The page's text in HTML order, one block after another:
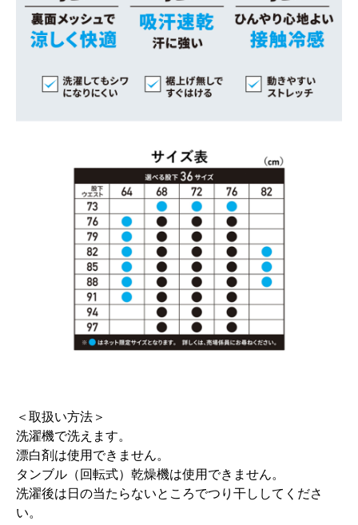
＜取扱い方法＞
洗濯機で洗えます。
漂白剤は使用できません。
タンブル（回転式）乾燥機は使用できません。
洗濯後は日の当たらないところでつり干ししてくださ
い。